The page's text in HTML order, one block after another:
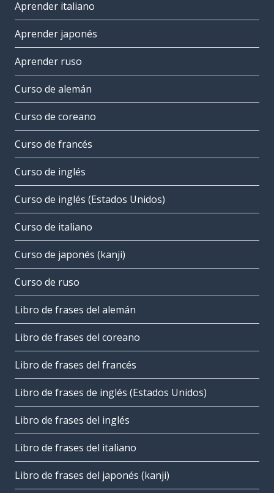
Aprender italiano
Aprender japonés
Aprender ruso
Curso de alemán
Curso de coreano
Curso de francés
Curso de inglés
Curso de inglés (Estados Unidos)
Curso de italiano
Curso de japonés (kanji)
Curso de ruso
Libro de frases del alemán
Libro de frases del coreano
Libro de frases del francés
Libro de frases de inglés (Estados Unidos)
Libro de frases del inglés
Libro de frases del italiano
Libro de frases del japonés (kanji)